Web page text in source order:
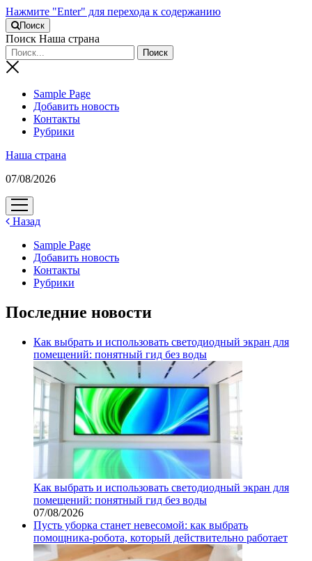
Нажмите "Enter" для перехода к содержанию
Поиск
Поиск Наша страна
Sample Page
Добавить новость
Контакты
Рубрики
Наша страна
07/08/2026
открыть
меню
Назад
Sample Page
Добавить новость
Контакты
Рубрики
Последние новости
Как выбрать и использовать светодиодный экран для
помещений: понятный гид без воды
Как выбрать и использовать светодиодный экран для
помещений: понятный гид без воды
07/08/2026
Пусть уборка станет невесомой: как выбрать
помощника‑робота, который действительно работает